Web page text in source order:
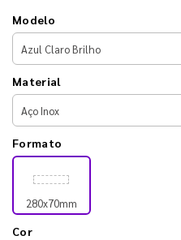
Modelo
Material
Formato
280x70mm
Cor